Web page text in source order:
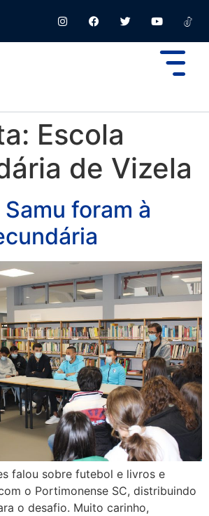
Escola
de Vizela
foram à
falou sobre futebol e livros e
o Portimonense SC, distribuindo
o desafio. Muito carinho,